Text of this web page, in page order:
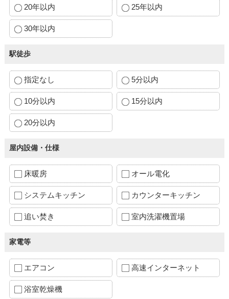
20年以内 25年以内
30年以内
駅徒歩
指定なし 5分以内
10分以内 15分以内
20分以内
屋内設備・仕様
床暖房 オール電化
システムキッチン カウンターキッチン
追い焚き 室内洗濯機置場
家電等
エアコン 高速インターネット
浴室乾燥機